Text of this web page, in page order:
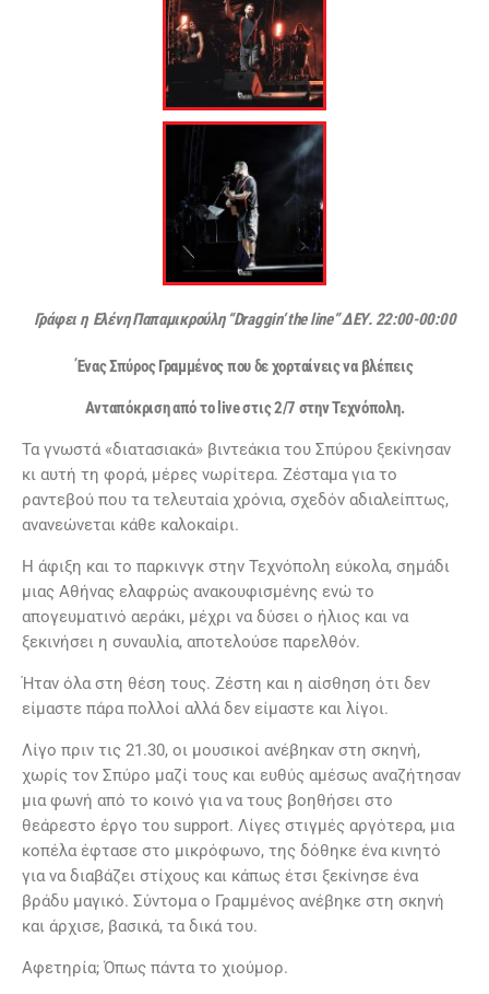
Γράφει η Ελένη Παπαμικρούλη “Draggin’ the line” ΔΕΥ. 22:00-00:00
Ένας Σπύρος Γραμμένος που δε χορταίνεις να βλέπεις
Ανταπόκριση από το live στις 2/7 στην Τεχνόπολη.
Τα γνωστά «διατασιακά» βιντεάκια του Σπύρου ξεκίνησαν
κι αυτή τη φορά, μέρες νωρίτερα. Ζέσταμα για το
ραντεβού που τα τελευταία χρόνια, σχεδόν αδιαλείπτως,
ανανεώνεται κάθε καλοκαίρι.
Η άφιξη και το παρκινγκ στην Τεχνόπολη εύκολα, σημάδι
μιας Αθήνας ελαφρώς ανακουφισμένης ενώ το
απογευματινό αεράκι, μέχρι να δύσει ο ήλιος και να
ξεκινήσει η συναυλία, αποτελούσε παρελθόν.
Ήταν όλα στη θέση τους. Ζέστη και η αίσθηση ότι δεν
είμαστε πάρα πολλοί αλλά δεν είμαστε και λίγοι.
Λίγο πριν τις 21.30, οι μουσικοί ανέβηκαν στη σκηνή,
χωρίς τον Σπύρο μαζί τους και ευθύς αμέσως αναζήτησαν
μια φωνή από το κοινό για να τους βοηθήσει στο
θεάρεστο έργο του support. Λίγες στιγμές αργότερα, μια
κοπέλα έφτασε στο μικρόφωνο, της δόθηκε ένα κινητό
για να διαβάζει στίχους και κάπως έτσι ξεκίνησε ένα
βράδυ μαγικό. Σύντομα ο Γραμμένος ανέβηκε στη σκηνή
και άρχισε, βασικά, τα δικά του.
Αφετηρία; Όπως πάντα το χιούμορ.